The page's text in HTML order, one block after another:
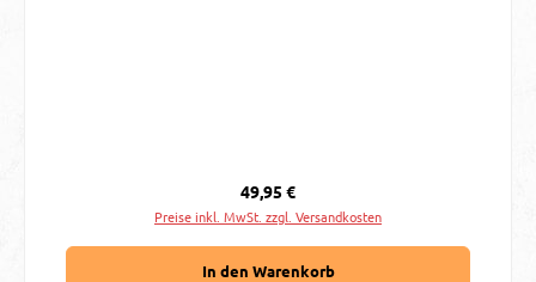
Regulärer Preis:
49,95 €
Preise inkl. MwSt. zzgl. Versandkosten
In den Warenkorb